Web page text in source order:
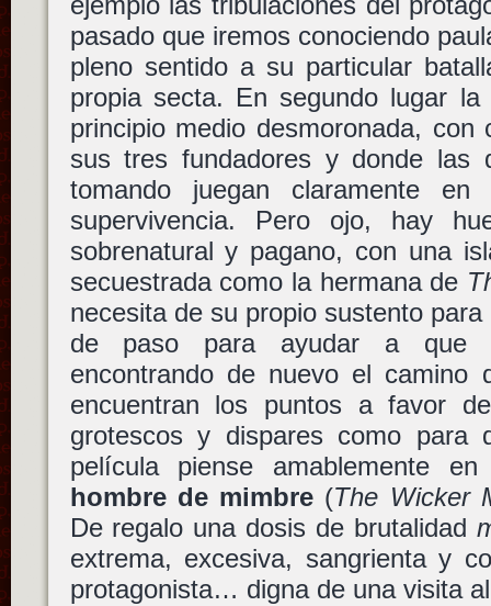
pasado que iremos conociendo
pleno sentido a su particular
propia secta. En segundo lugar
principio medio desmoronada, con
sus tres fundadores y donde las
tomando juegan claramente
supervivencia. Pero ojo, hay
sobrenatural y pagano, con una
secuestrada como la hermana de
necesita de su propio sustento
de paso para ayudar a que
encontrando de nuevo el camino
encuentran los puntos a favor
grotescos y dispares como para
película piense amablemente
hombre de mimbre (The Wicker
De regalo una dosis de brutalidad
extrema, excesiva, sangrienta y
protagonista… digna de una visita